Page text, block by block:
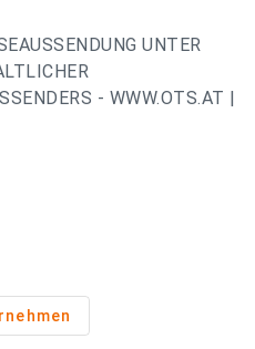
UNTER
- WWW.OTS.AT |